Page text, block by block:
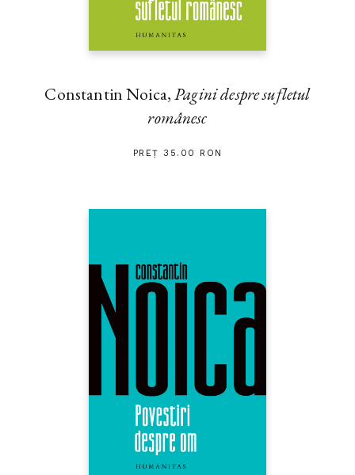
Constantin Noica,Pagini despre sufletul
românesc
PREȚ 35.00 RON